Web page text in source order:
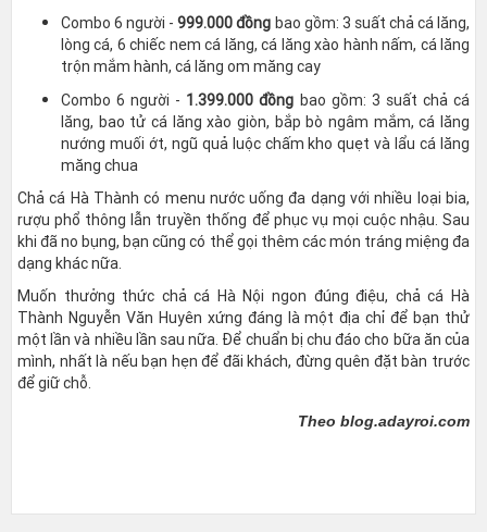
Combo 6 người -999.000 đồng bao gồm: 3 suất chả cá lăng,
lòng cá, 6 chiếc nem cá lăng, cá lăng xào hành nấm, cá lăng
trộn mắm hành, cá lăng om măng cay
Combo 6 người - 1.399.000 đồng bao gồm: 3 suất chả cá
lăng, bao tử cá lăng xào giòn, bắp bò ngâm mắm, cá lăng
nướng muối ớt, ngũ quả luộc chấm kho quẹt và lẩu cá lăng
măng chua
Chả cá Hà Thành có menu nước uống đa dạng với nhiều loại bia,
rượu phổ thông lẫn truyền thống để phục vụ mọi cuộc nhậu. Sau
khi đã no bụng, bạn cũng có thể gọi thêm các món tráng miệng đa
dạng khác nữa.
Muốn thưởng thức chả cá Hà Nội ngon đúng điệu, chả cá Hà
Thành Nguyễn Văn Huyên xứng đáng là một địa chỉ để bạn thử
một lần và nhiều lần sau nữa. Để chuẩn bị chu đáo cho bữa ăn của
mình, nhất là nếu bạn hẹn để đãi khách, đừng quên đặt bàn trước
để giữ chỗ.
Theo blog.adayroi.com